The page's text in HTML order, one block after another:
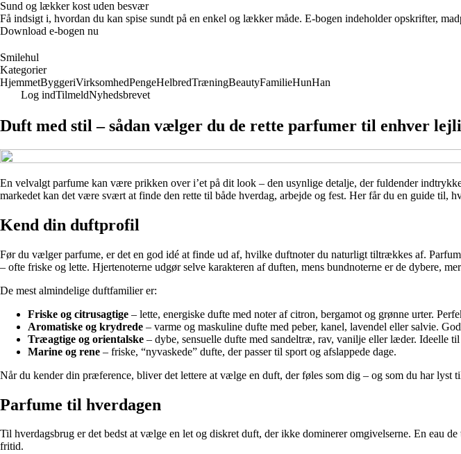
Sund og lækker kost uden besvær
Få indsigt i, hvordan du kan spise sundt på en enkel og lækker måde. E-bogen indeholder opskrifter,
Download e-bogen nu
Smilehul
Kategorier
HjemmetByggeriVirksomhedPengeHelbredTræningBeautyFamilieHunHan
Log indTilmeldNyhedsbrevet
Duft med stil – sådan vælger du de rette parfumer til enhver
En velvalgt parfume kan være prikken over i’et på dit look – den usynlige detalje, der fuldender
markedet kan det være svært at finde den rette til både hverdag, arbejde og fest. Her får du en guide til,
Kend din duftprofil
Før du vælger parfume, er det en god idé at finde ud af, hvilke duftnoter du naturligt tiltrækkes af.
– ofte friske og lette. Hjertenoterne udgør selve karakteren af duften, mens bundnoterne er de dybere,
De mest almindelige duftfamilier er:
Friske og citrusagtige – lette, energiske dufte med noter af citron, bergamot og grønne urter.
Aromatiske og krydrede – varme og maskuline dufte med peber, kanel, lavendel eller salvie.
Træagtige og orientalske – dybe, sensuelle dufte med sandeltræ, rav, vanilje eller læder. Ideelle
Marine og rene – friske, “nyvaskede” dufte, der passer til sport og afslappede dage.
Når du kender din præference, bliver det lettere at vælge en duft, der føles som dig – og som du har lyst
Parfume til hverdagen
Til hverdagsbrug er det bedst at vælge en let og diskret duft, der ikke dominerer omgivelserne. En eau
fritid.